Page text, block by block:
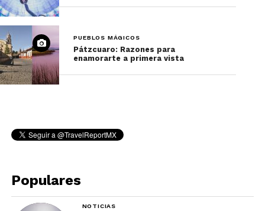
PUEBLOS MÁGICOS
Pátzcuaro: Razones para
enamorarte a primera vista
Populares
NOTICIAS